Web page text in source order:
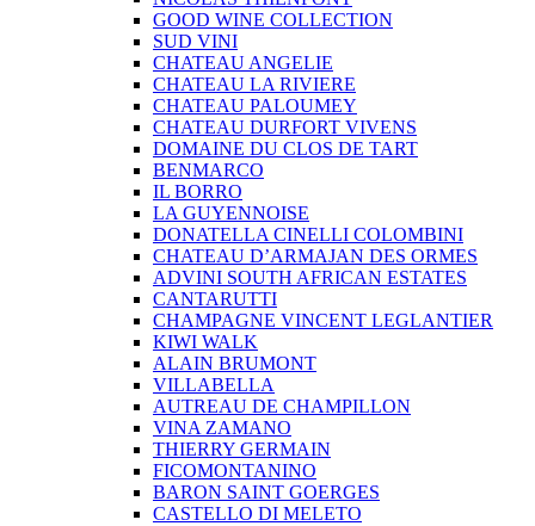
GOOD WINE COLLECTION
SUD VINI
CHATEAU ANGELIE
CHATEAU LA RIVIERE
CHATEAU PALOUMEY
CHATEAU DURFORT VIVENS
DOMAINE DU CLOS DE TART
BENMARCO
IL BORRO
LA GUYENNOISE
DONATELLA CINELLI COLOMBINI
CHATEAU D’ARMAJAN DES ORMES
ADVINI SOUTH AFRICAN ESTATES
CANTARUTTI
CHAMPAGNE VINCENT LEGLANTIER
KIWI WALK
ALAIN BRUMONT
VILLABELLA
AUTREAU DE CHAMPILLON
VINA ZAMANO
THIERRY GERMAIN
FICOMONTANINO
BARON SAINT GOERGES
CASTELLO DI MELETO